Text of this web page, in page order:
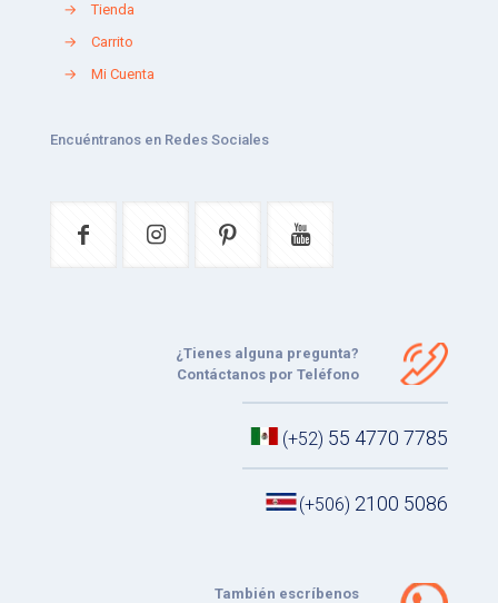
→
Tienda
→
Carrito
→
Mi Cuenta
Encuéntranos en Redes Sociales
¿Tienes alguna pregunta?
Contáctanos por Teléfono
(+52) 55 4770 7785
(+506) 2100 5086
También escríbenos